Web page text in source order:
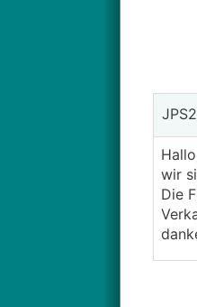
wir
Die